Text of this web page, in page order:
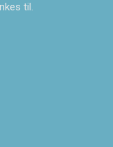
til.